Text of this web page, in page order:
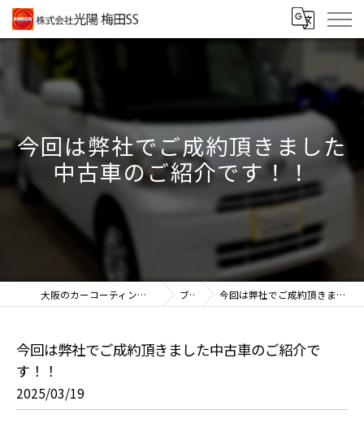
今回は弊社でご成約頂きました
中古車のご紹介です！！
大阪のカーコーティングなら株式会社光陽 梅田SS ブログ 今回は弊社でご成約頂きました中古車のご紹介です！！
今回は弊社でご成約頂きました中古車のご紹介で
す！！
2025/03/19